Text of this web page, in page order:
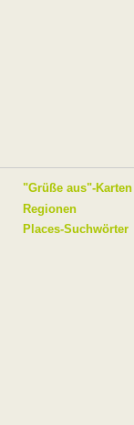
"Grüße aus"-Karten
Regionen
Places-Suchwörter